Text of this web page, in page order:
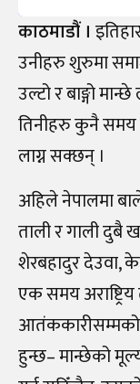
काठमाडौं ।
उनीहरु शुरुमा
उल्टो र बाङ्गो
तिनीहरु कुनै समय
लाग्न सक्छन् ।
अहिले नेपालमा
ताली र गाली दुबै
शेरबहादुर देउवा,
एक समय
आतंककारीसम्मको
हुन्छ– मान्छेको